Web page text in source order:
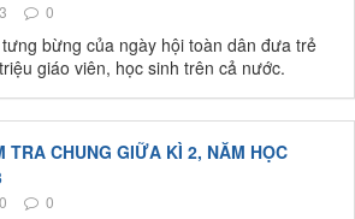
0
bừng của ngày hội toàn dân đưa trẻ
giáo viên, học sinh trên cả nước.
TRA CHUNG GIỮA KÌ 2, NĂM HỌC
0